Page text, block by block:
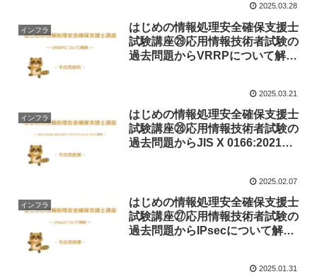
2025.03.28
インフラ
はじめの情報処理安全確保支援士
試験講座㉙応用情報技術者試験の
過去問題からVRRPについて解説
2025.03.21
インフラ
はじめの情報処理安全確保支援士
試験講座㉘応用情報技術者試験の
過去問題からJIS X 0166:2021の
2025.02.07
インフラ
はじめの情報処理安全確保支援士
試験講座㉗応用情報技術者試験の
過去問題からIPsecについて解説
2025.01.31